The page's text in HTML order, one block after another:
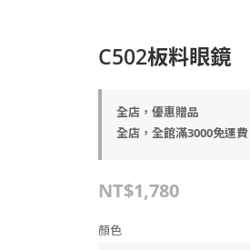
C502板料眼鏡
全店，優惠贈品
全店，全館滿3000免運費
NT$1,780
顏色